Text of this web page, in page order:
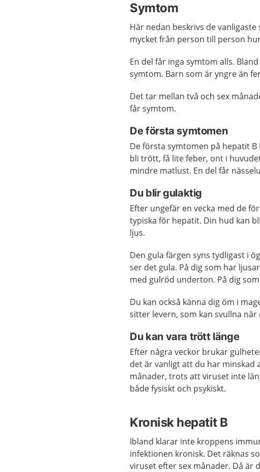
Symtom
Här nedan beskrivs de
mycket från person till person
En del får inga symtom alls.
symtom. Barn som är yngre än
Det tar mellan två och sex
får symtom.
De första symtomen
De första symtomen på hepatit
bli trött, få lite feber, ont i
mindre matlust. En del får
Du blir gulaktig
Efter ungefär en vecka med de
typiska för hepatit. Din hud kan
ljus.
Den gula färgen syns tydligast i
ser det gula. På dig som har
med gulröd underton. På dig
Du kan också känna dig öm i
sitter levern, som kan svullna
Du kan vara trött länge
Efter några veckor brukar
det är vanligt att du har
månader, trots att viruset inte
både fysiskt och psykiskt.
Kronisk hepatit B
Ibland klarar inte kroppens
infektionen kronisk. Det räknas
viruset efter sex månader. Då är